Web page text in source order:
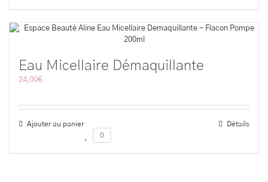
Eau Micellaire Démaquillante
24,00€
Ajouter au panier
Détails
0